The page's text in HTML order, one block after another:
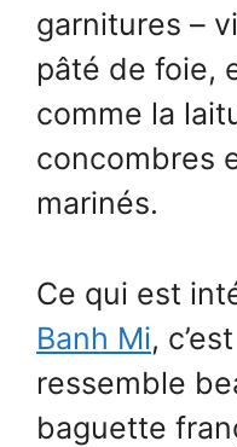
garnitures –
pâté de foie,
comme la
concombres
marinés.
Ce qui est
Banh Mi,
ressemble
baguette